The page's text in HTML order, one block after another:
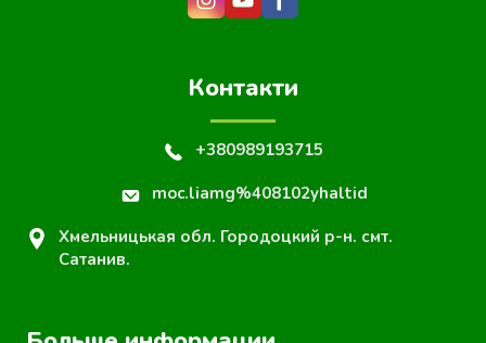
Контакти
+380989193715
moc.liamg%408102yhaltid
Хмельницькая обл. Городоцкий р-н. смт.
Сатанив.